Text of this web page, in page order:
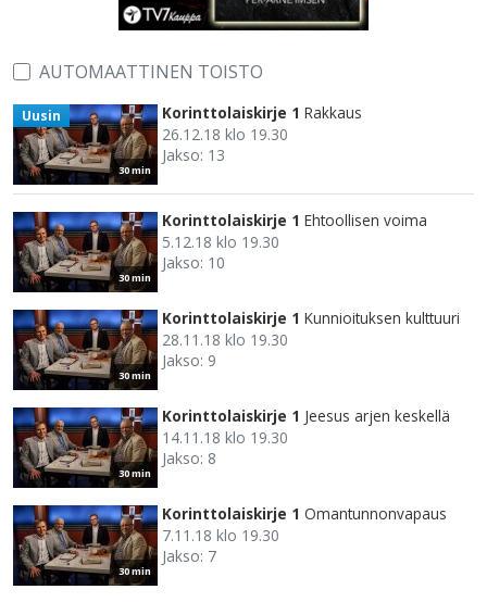
AUTOMAATTINEN TOISTO
30 min
Uusin Korinttolaiskirje 1 Rakkaus
26.12.18 klo 19.30
Jakso: 13
30 min
Korinttolaiskirje 1 Ehtoollisen voima
5.12.18 klo 19.30
Jakso: 10
30 min
Korinttolaiskirje 1 Kunnioituksen kulttuuri
28.11.18 klo 19.30
Jakso: 9
30 min
Korinttolaiskirje 1 Jeesus arjen keskellä
14.11.18 klo 19.30
Jakso: 8
30 min
Korinttolaiskirje 1 Omantunnonvapaus
7.11.18 klo 19.30
Jakso: 7